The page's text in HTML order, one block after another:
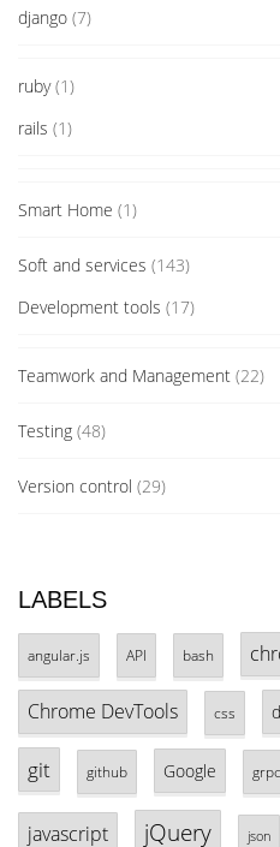
django (7)
ruby(1)
rails (1)
Smart Home (1)
Soft and services (143)
Development tools (17)
Teamwork and Management (22)
Testing (48)
Version control (29)
LABELS
angular.js API bash
Chrome DevTools css
git github Google grpc
javascript jQuery json